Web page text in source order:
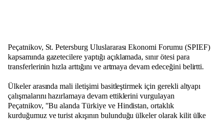
Peçatnikov, St. Petersburg Uluslararası Ekonomi Forumu (SPIEF)
kapsamında gazetecilere yaptığı açıklamada, sınır ötesi para
transferlerinin hızla arttığını ve artmaya devam edeceğini belirtti.
Ülkeler arasında mali iletişimi basitleştirmek için gerekli altyapı
çalışmalarını hazırlamaya devam ettiklerini vurgulayan
Peçatnikov, "Bu alanda Türkiye ve Hindistan, ortaklık
kurduğumuz ve turist akışının bulunduğu ülkeler olarak kilit ülke